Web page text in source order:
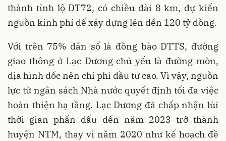
thành tỉnh lộ DT72, có chiều dài 8 km, dự kiến
nguồn kinh phí để xây dựng lên đến 120 tỷ đồng.
Với trên 75% dân số là đồng bào DTTS, đường
giao thông ở Lạc Dương chủ yếu là đường mòn,
địa hình dốc nên chi phí đầu tư cao. Vì vậy, nguồn
lực từ ngân sách Nhà nước quyết định tối đa việc
hoàn thiện hạ tầng. Lạc Dương đã chấp nhận lùi
thời gian phấn đấu đến năm 2023 trở thành
huyện NTM, thay vì năm 2020 như kế hoạch đề